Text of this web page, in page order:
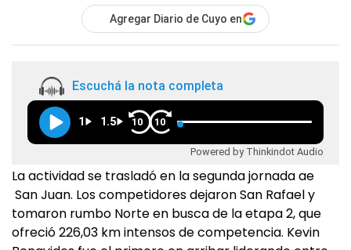
Agregar Diario de Cuyo en
Escuchá la nota completa
1 1.5 10 10
Powered by Thinkindot Audio
La actividad se trasladó en la segunda jornada ae
San Juan. Los competidores dejaron San Rafael y
tomaron rumbo Norte en busca de la etapa 2, que
ofreció 226,03 km intensos de competencia. Kevin